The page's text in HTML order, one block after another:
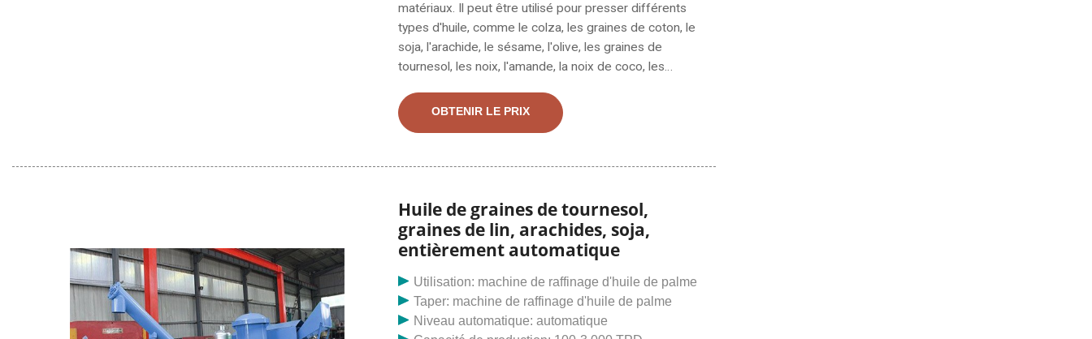
matériaux. Il peut être utilisé pour presser différents
types d'huile, comme le colza, les graines de coton, le
soja, l'arachide, le sésame, l'olive, les graines de
tournesol, les noix, l'amande, la noix de coco, les
acier inoxydable à taux d'extraction élevé Pressez le
prix de la machine à noyau d'olive de noyau de noix de
prix de la machine de noyau d'olive de noyau de noix
inoxydable S9s S9, le prix de machine de presse à
huile, la machine d'extraction d'eau de noix de coco du
fournisseur de presseurs d'huile ou Fabricant
OBTENIR LE PRIX
Huile de graines de tournesol,
graines de lin, arachides, soja,
entièrement automatique
Utilisation: machine de raffinage d'huile de palme
Taper: machine de raffinage d'huile de palme
Niveau automatique: automatique